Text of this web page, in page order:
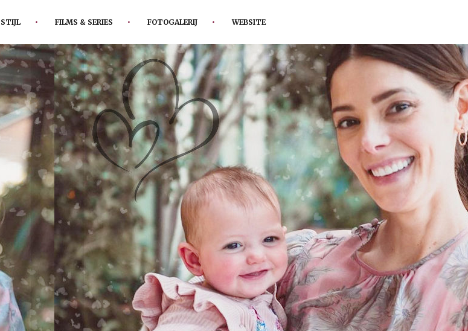
STIJL FILMS & SERIES FOTOGALERIJ WEBSITE